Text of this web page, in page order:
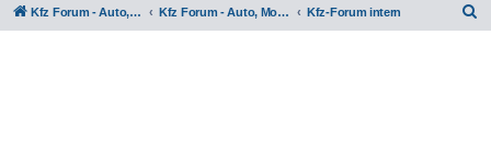
Kfz Forum - Auto, Motorrad und LKW Kfz Forum - Auto, Motorrad und LKW Kfz-Forum intern